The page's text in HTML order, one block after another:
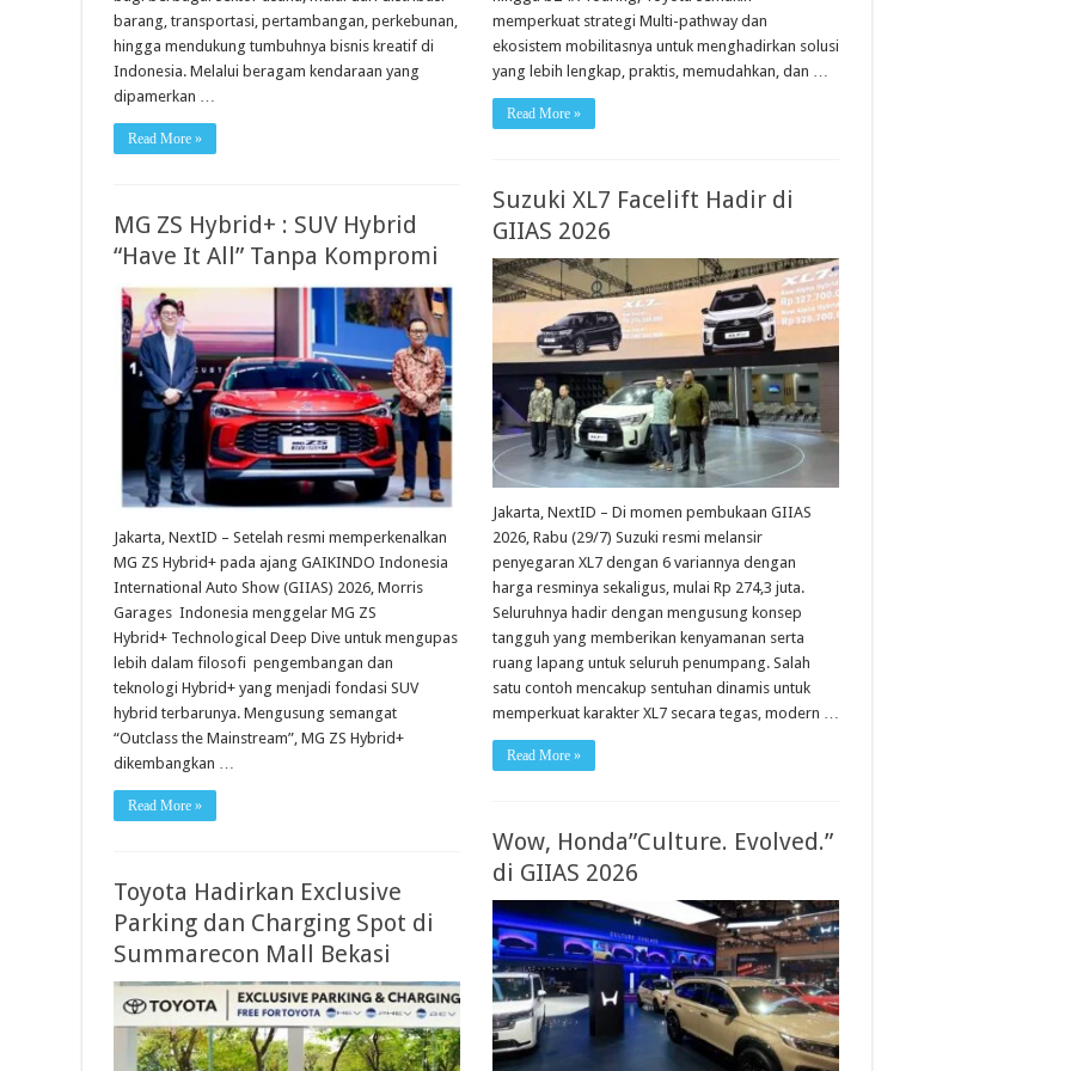
barang, transportasi, pertambangan, perkebunan,
hingga mendukung tumbuhnya bisnis kreatif di
Indonesia. Melalui beragam kendaraan yang
dipamerkan …
Read More »
memperkuat strategi Multi-pathway dan
ekosistem mobilitasnya untuk menghadirkan solusi
yang lebih lengkap, praktis, memudahkan, dan …
Read More »
Suzuki XL7 Facelift Hadir di
GIIAS 2026
Jakarta, NextID – Di momen pembukaan GIIAS
2026, Rabu (29/7) Suzuki resmi melansir
penyegaran XL7 dengan 6 variannya dengan
harga resminya sekaligus, mulai Rp 274,3 juta.
Seluruhnya hadir dengan mengusung konsep
tangguh yang memberikan kenyamanan serta
ruang lapang untuk seluruh penumpang. Salah
satu contoh mencakup sentuhan dinamis untuk
memperkuat karakter XL7 secara tegas, modern …
Read More »
MG ZS Hybrid+ : SUV Hybrid
“Have It All” Tanpa Kompromi
Jakarta, NextID – Setelah resmi memperkenalkan
MG ZS Hybrid+ pada ajang GAIKINDO Indonesia
International Auto Show (GIIAS) 2026, Morris
Garages Indonesia menggelar MG ZS
Hybrid+ Technological Deep Dive untuk mengupas
lebih dalam filosofi pengembangan dan
teknologi Hybrid+ yang menjadi fondasi SUV
hybrid terbarunya. Mengusung semangat
“Outclass the Mainstream”, MG ZS Hybrid+
dikembangkan …
Read More »
Wow, Honda”Culture. Evolved.”
di GIIAS 2026
Toyota Hadirkan Exclusive
Parking dan Charging Spot di
Summarecon Mall Bekasi